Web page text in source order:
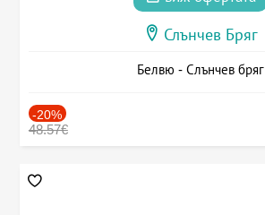
Слънчев Бряг
Белвю - Слънчев бряг
-20%
48.57€